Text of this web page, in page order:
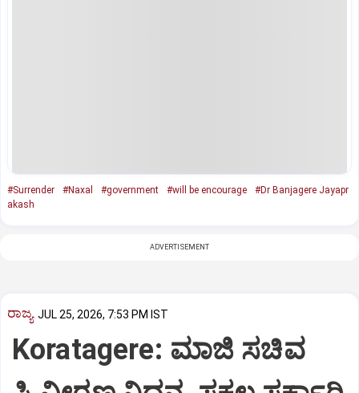
#Surrender #Naxal #government #will be encourage
#Dr Banjagere Jayapr
akash
ADVERTISEMENT
ರಾಜ್ಯ JUL 25, 2026, 7:53 PM IST
Koratagere: ಮಾಜಿ ಸಚಿವ